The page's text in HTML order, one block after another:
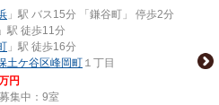
」駅 バス15分 「鎌谷町」 停歩2分
」駅 徒歩11分
」駅 徒歩16分
土ケ谷区峰岡町 １丁目
円
集中： 9室